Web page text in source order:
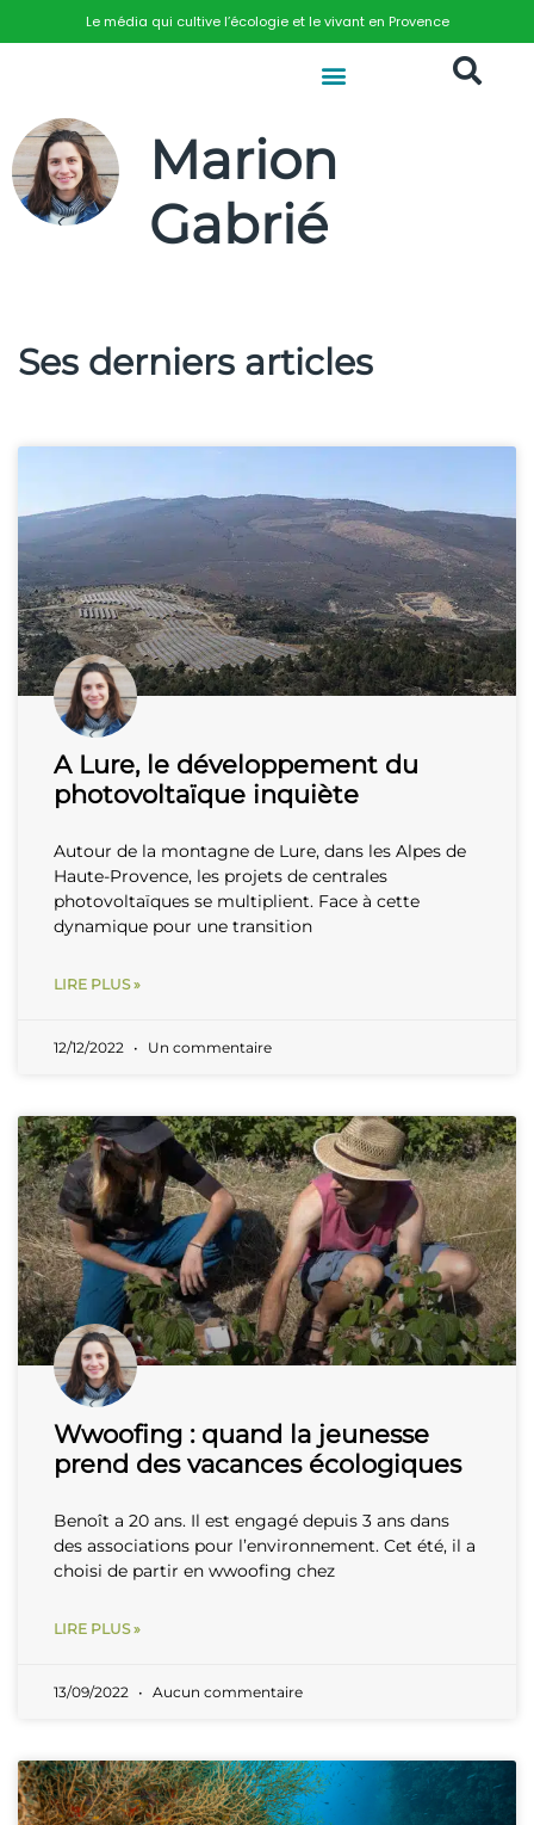
Le média qui cultive l’écologie et le vivant en Provence
Marion
Gabrié
Ses derniers articles
A Lure, le développement du
photovoltaïque inquiète
Autour de la montagne de Lure, dans les Alpes de
Haute-Provence, les projets de centrales
photovoltaïques se multiplient. Face à cette
dynamique pour une transition
LIRE PLUS »
12/12/2022 Un commentaire
Wwoofing : quand la jeunesse
prend des vacances écologiques
Benoît a 20 ans. Il est engagé depuis 3 ans dans
des associations pour l’environnement. Cet été, il a
choisi de partir en wwoofing chez
LIRE PLUS »
13/09/2022 Aucun commentaire